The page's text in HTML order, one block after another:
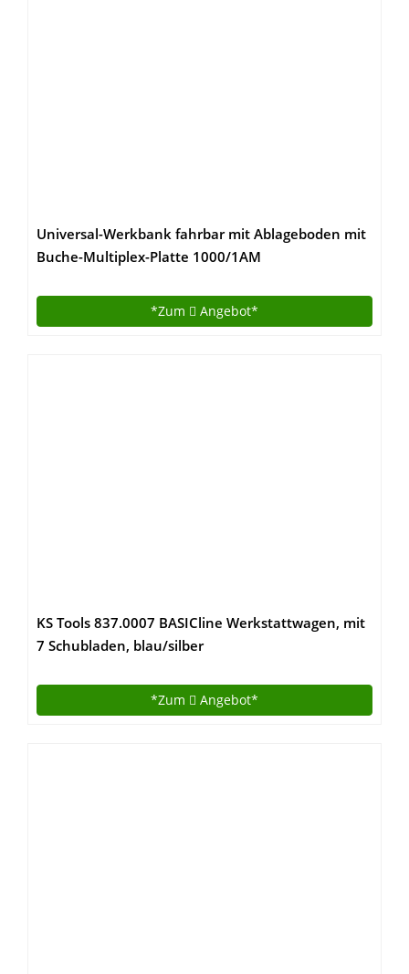
Universal-Werkbank fahrbar mit Ablageboden mit
Buche-Multiplex-Platte 1000/1AM
*Zum Angebot*
KS Tools 837.0007 BASICline Werkstattwagen, mit
7 Schubladen, blau/silber
*Zum Angebot*